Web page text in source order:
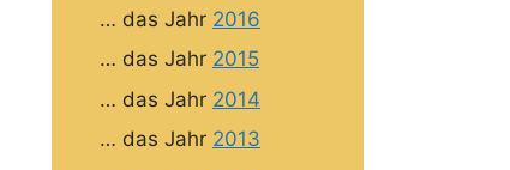
… das Jahr 2016
… das Jahr 2015
… das Jahr 2014
… das Jahr 2013